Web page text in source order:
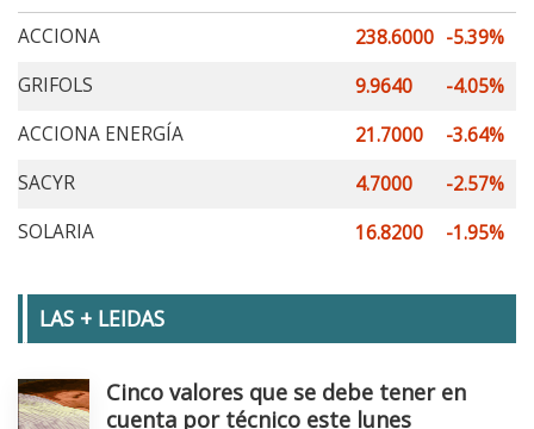
ACCIONA 238.6000 -5.39%
GRIFOLS
9.9640
-4.05%
ACCIONA ENERGÍA
21.7000
-3.64%
SACYR
4.7000
-2.57%
SOLARIA
16.8200 -1.95%
LAS + LEIDAS
Cinco valores que se debe tener en
cuenta por técnico este lunes